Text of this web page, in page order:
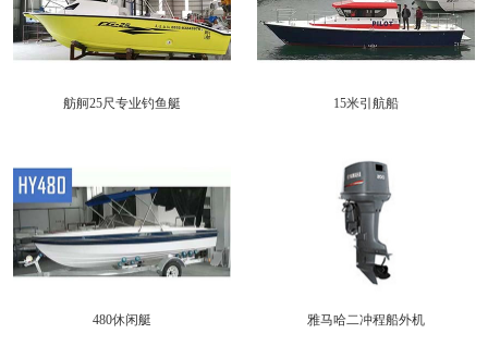
舫舸25尺专业钓鱼艇 15米引航船
480休闲艇 雅马哈二冲程船外机